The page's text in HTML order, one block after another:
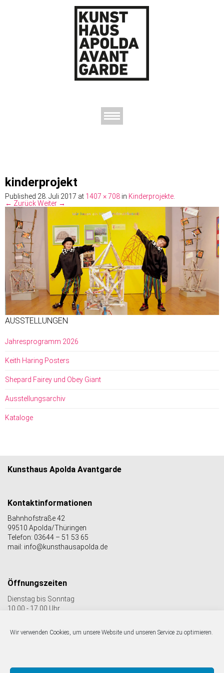
Wir verwenden Cookies, um unsere Website und unseren Service zu optimieren.
kinderprojekt
Published 28. Juli 2017 at 1407 × 708 in Kinderprojekte.
← ZurückWeiter →
AUSSTELLUNGEN
Jahresprogramm 2026
Keith Haring Posters
Shepard Fairey und Obey Giant
Ausstellungsarchiv
Kataloge
Kunsthaus Apolda Avantgarde
Kontaktinformationen
Bahnhofstraße 42
99510 Apolda/Thüringen
Telefon: 03644 – 51 53 65
mail: info@kunsthausapolda.de
Öffnungszeiten
Dienstag bis Sonntag
10.00 - 17.00 Uhr